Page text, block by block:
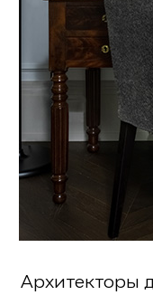
Архитекторы